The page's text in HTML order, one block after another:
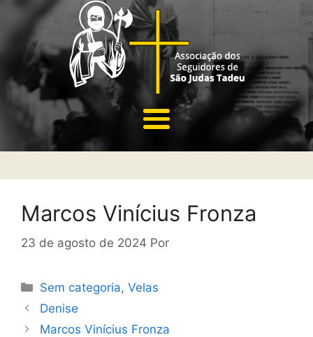
Marcos Vinícius Fronza
23 de agosto de 2024 Por
Sem categoria,Velas
Denise
Marcos Vinícius Fronza